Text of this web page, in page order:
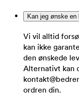
Kan jeg ønske
Vi vil alltid
kan ikke
den ønskede
Alternativt kan
ordren din.